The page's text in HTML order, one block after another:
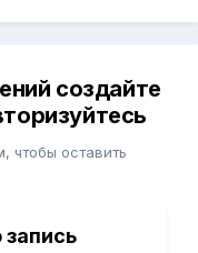
создайте
чтобы оставить